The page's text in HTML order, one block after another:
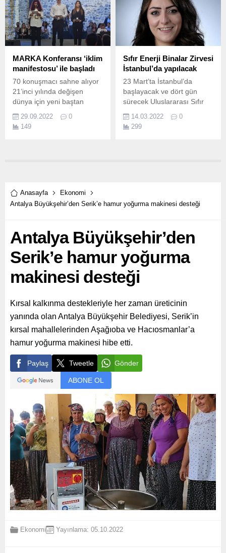
şirketlerinin kripto varlıklara
olan ilgi artışının
yatırımcılara etkisini
değerlendirdi.
MARKA Konferansı ‘iklim
manifestosu’ ile başladı
70 konuşmacı sahne alıyor
21’inci yılında değişen
dünya için yeni baştan
Konferansı Tersane
İstanbul’da başladı.
29.09.2022
0
149
Sıfır Enerji Binalar Zirvesi
İstanbul’da yapılacak
23 Mart’ta İstanbul’da
başlayacak ve dört gün
sürecek Uluslararası Sıfır
ZeroBuild Summit’22’de bir
araya gelecek yerli ve
14.03.2022
0
299
Anasayfa
Ekonomi
Antalya Büyükşehir’den Serik’e hamur yoğurma makinesi desteği
Antalya Büyükşehir’den
Serik’e hamur yoğurma
makinesi desteği
Kırsal kalkınma destekleriyle her zaman üreticinin
yanında olan Antalya Büyükşehir Belediyesi, Serik’in
kırsal mahallelerinden Aşağıoba ve Hacıosmanlar’a
hamur yoğurma makinesi hibe etti.
Paylaş Tweetle Gönder
ABONE OL
Ekonomi Yayınlama: 05.10.2022